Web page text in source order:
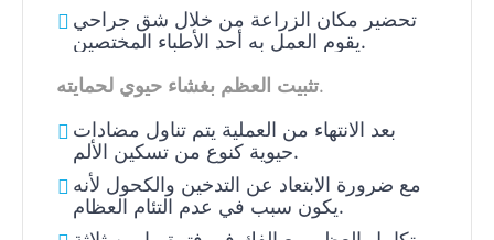
تحضير مكان الزراعة من خلال شق جراحي
يقوم العمل به أحد الأطباء المختصين.
تثبيت العظم بغشاء حيوي لحمايته.
بعد الانتهاء من العملية يتم تناول مضادات
حيوية كنوع من تسكين الألم.
مع ضرورة الابتعاد عن التدخين والكحول لأنه
يكون سبب في عدم التئام العظام.